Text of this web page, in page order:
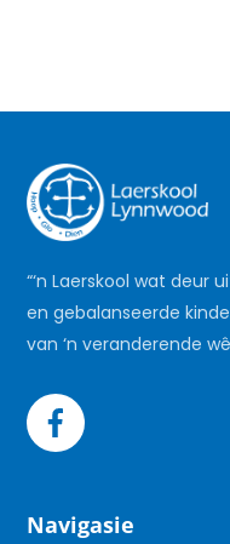
“‘n Laerskool wat deur
en gebalanseerde
van ‘n veranderende
Navigasie